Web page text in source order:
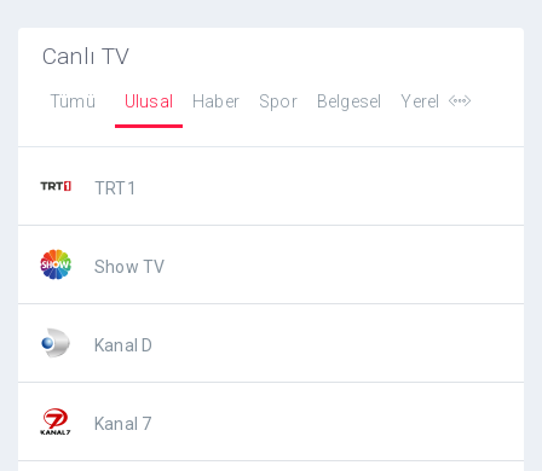
Canlı TV
Tümü Ulusal Haber Spor Belgesel Yerel
TRT1
Show TV
Kanal D
Kanal 7